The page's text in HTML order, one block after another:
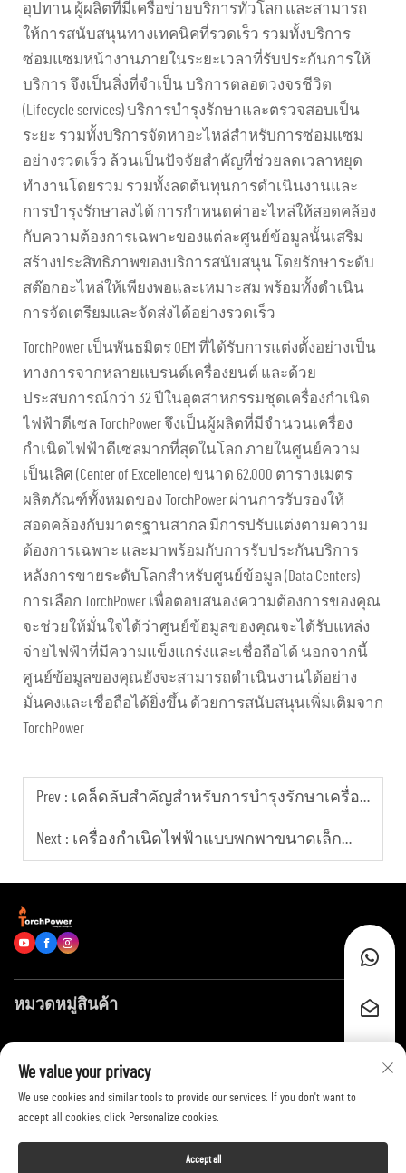
อุปทาน ผู้ผลิตที่มีเครือข่ายบริการทั่วโลก และสามารถ
ให้การสนับสนุนทางเทคนิคที่รวดเร็ว รวมทั้งบริการ
ซ่อมแซมหน้างานภายในระยะเวลาที่รับประกันการให้
บริการ จึงเป็นสิ่งที่จำเป็น บริการตลอดวงจรชีวิต
(Lifecycle services) บริการบำรุงรักษาและตรวจสอบเป็น
ระยะ รวมทั้งบริการจัดหาอะไหล่สำหรับการซ่อมแซม
อย่างรวดเร็ว ล้วนเป็นปัจจัยสำคัญที่ช่วยลดเวลาหยุด
ทำงานโดยรวม รวมทั้งลดต้นทุนการดำเนินงานและ
การบำรุงรักษาลงได้ การกำหนดค่าอะไหล่ให้สอดคล้อง
กับความต้องการเฉพาะของแต่ละศูนย์ข้อมูลนั้นเสริม
สร้างประสิทธิภาพของบริการสนับสนุน โดยรักษาระดับ
สต๊อกอะไหล่ให้เพียงพอและเหมาะสม พร้อมทั้งดำเนิน
การจัดเตรียมและจัดส่งได้อย่างรวดเร็ว
TorchPower เป็นพันธมิตร OEM ที่ได้รับการแต่งตั้งอย่างเป็น
ทางการจากหลายแบรนด์เครื่องยนต์ และด้วย
ประสบการณ์กว่า 32 ปีในอุตสาหกรรมชุดเครื่องกำเนิด
ไฟฟ้าดีเซล TorchPower จึงเป็นผู้ผลิตที่มีจำนวนเครื่อง
กำเนิดไฟฟ้าดีเซลมากที่สุดในโลก ภายในศูนย์ความ
เป็นเลิศ (Center of Excellence) ขนาด 62,000 ตารางเมตร
ผลิตภัณฑ์ทั้งหมดของ TorchPower ผ่านการรับรองให้
สอดคล้องกับมาตรฐานสากล มีการปรับแต่งตามความ
ต้องการเฉพาะ และมาพร้อมกับการรับประกันบริการ
หลังการขายระดับโลกสำหรับศูนย์ข้อมูล (Data Centers)
การเลือก TorchPower เพื่อตอบสนองความต้องการของคุณ
จะช่วยให้มั่นใจได้ว่าศูนย์ข้อมูลของคุณจะได้รับแหล่ง
จ่ายไฟฟ้าที่มีความแข็งแกร่งและเชื่อถือได้ นอกจากนี้
ศูนย์ข้อมูลของคุณยังจะสามารถดำเนินงานได้อย่าง
มั่นคงและเชื่อถือได้ยิ่งขึ้น ด้วยการสนับสนุนเพิ่มเติมจาก
TorchPower
Prev : เคล็ดลับสำคัญสำหรับการบำรุงรักษาเครื่องกำเนิดไฟฟ้าอย่างสม่ำเสมอสำหรับอุปกรณ์จ่ายพลังงานเชิงพาณิชย์
Next : เครื่องกำเนิดไฟฟ้าแบบพกพาขนาดเล็กสำหรับใช้สำรองในชีวิตประจำวัน
หมวดหมู่สินค้า
ติดต่อเรา
We value your privacy
We use cookies and similar tools to provide our services. If you don't want to
accept all cookies, click Personalize cookies.
Accept all